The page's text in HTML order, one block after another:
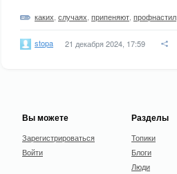
каких случаях припеняют профнастил
stopa 21 декабря 2024, 17:59
Вы можете
Зарегистрироваться
Войти
Разделы
Топики
Блоги
Люди